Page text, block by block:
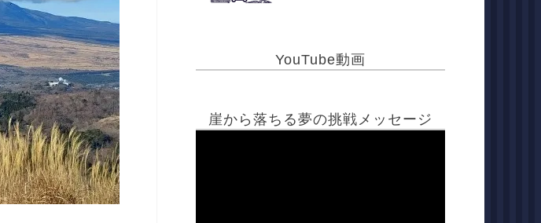
YouTube動画
崖から落ちる夢の挑戦メッセージ